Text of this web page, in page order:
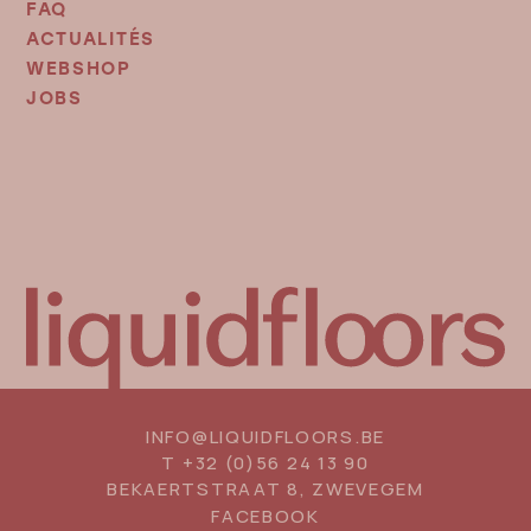
MENU
2
FAQ
ACTUALITÉS
WEBSHOP
JOBS
INFO@LIQUIDFLOORS.BE
T +32 (0)56 24 13 90
BEKAERTSTRAAT 8, ZWEVEGEM
FACEBOOK